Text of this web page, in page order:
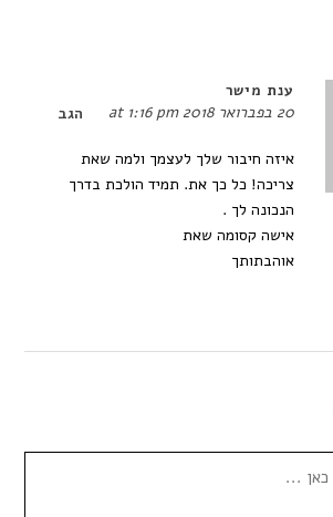
ענת מישר
20 בפברואר 2018 at 1:16 pm הגב
איזה חיבור שלך לעצמך ולמה שאת
צריכה! כל כך את. תמיד הולכת בדרך
הנכונה לך .
אישה קסומה שאת
אוהבתותך